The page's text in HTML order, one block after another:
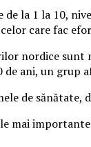
la 1 la 10,
care fac
nordice
ani, un grup
de
mai